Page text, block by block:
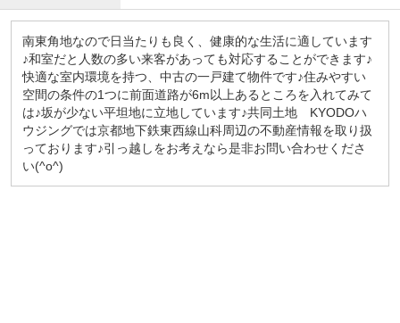
南東角地なので日当たりも良く、健康的な生活に適しています
♪和室だと人数の多い来客があっても対応することができます♪
快適な室内環境を持つ、中古の一戸建て物件です♪住みやすい
空間の条件の1つに前面道路が6m以上あるところを入れてみて
は♪坂が少ない平坦地に立地しています♪共同土地 KYODOハ
ウジングでは京都地下鉄東西線山科周辺の不動産情報を取り扱
っております♪引っ越しをお考えなら是非お問い合わせくださ
い(^o^)